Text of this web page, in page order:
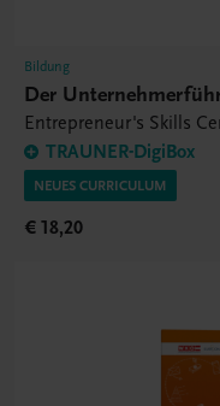
Bildung
Der
Entrepreneur's Skills
TRAUNER-DigiBox
NEUES CURRICULUM
€ 18,20